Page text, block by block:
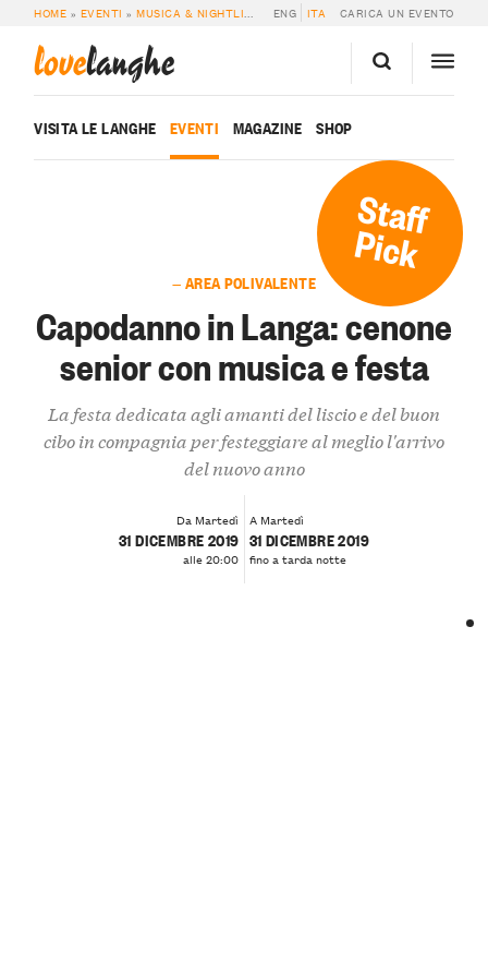
HOME » EVENTI »MUSICA & NIGHTLIFE CAPODANNO IN LANGA: CENONE
ENG ITA CARICA UN EVENTO
lovelanghe
VISITA LE LANGHE EVENTI MAGAZINE SHOP
Staff
Pick
— AREA POLIVALENTE
Capodanno in Langa: cenone
senior con musica e festa
La festa dedicata agli amanti del liscio e del buon
cibo in compagnia per festeggiare al meglio l'arrivo
del nuovo anno
Da Martedì
31 DICEMBRE 2019
alle 20:00
A Martedì
31 DICEMBRE 2019
fino a tarda notte